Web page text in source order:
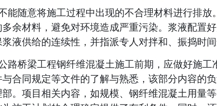
能随意将施工过程中出现的不合理材料进行排
多余材料，避免对环境造成严重污染。浆液配置
液供给的连续性，并指派专人对拌和、振捣时间
路桥梁工程钢纤维混凝土施工前期，应做好施
合同规定等文件的了解与熟悉，该部分内容的
。项目相关内容，如规模、钢纤维混凝土用量